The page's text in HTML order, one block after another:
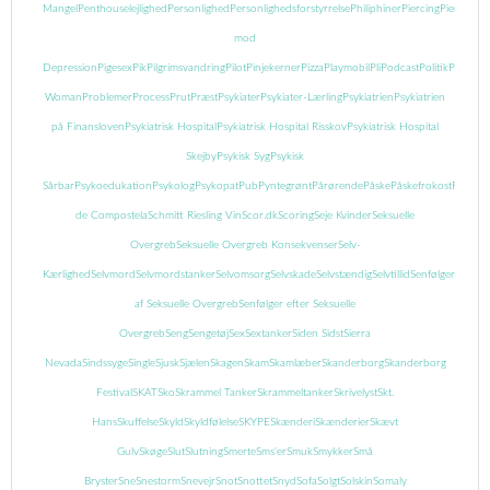
Mangel Penthouselejlighed Personlighed PersonlighedsforstyrrelsePhiliphinerPiercingPiercing
mod
Depression PigesexPikPilgrimsvandringPilotPinjekernerPizza Playmobil PliPodcastPolitik
Woman ProblemerProcessPrutPræstPsykiaterPsykiater-LærlingPsykiatrien Psykiatrien
på Finansloven Psykiatrisk Hospital Psykiatrisk Hospital RisskovPsykiatrisk Hospital
SkejbyPsykisk SygPsykisk
SårbarPsykoedukation PsykologPsykopatPub PyntegrøntPårørendePåskePåskefrokostPædofili
de CompostelaSchmitt Riesling VinScor.dkScoringSeje KvinderSeksuelle
OvergrebSeksuelle Overgreb KonsekvenserSelv-
KærlighedSelvmordSelvmordstankerSelvomsorgSelvskadeSelvstændigSelvtillidSenfølger
af Seksuelle OvergrebSenfølger efter Seksuelle
OvergrebSengSengetøjSexSextankerSiden SidstSierra
NevadaSindssygeSingleSjuskSjælenSkagenSkamSkamlæberSkanderborgSkanderborg
Festival SKATSkoSkrammel TankerSkrammeltankerSkrivelystSkt.
HansSkuffelseSkyld SkyldfølelseSKYPESkænderiSkænderierSkævt
GulvSkøgeSlutSlutningSmerteSms'erSmukSmykkerSmå
BrysterSneSnestormSnevejrSnotSnottetSnyd SofaSolgtSolskinSomaly